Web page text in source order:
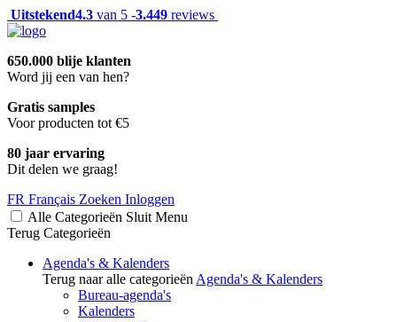
Uitstekend4.3 van 5 -3.449 reviews
650.000 blije klanten
Word jij een van hen?
Gratis samples
Voor producten tot €5
80 jaar ervaring
Dit delen we graag!
FR Français Zoeken Inloggen
Alle Categorieën Sluit Menu
Terug Categorieën
Agenda's & Kalenders
Terug naar alle categorieën Agenda's & Kalenders
Bureau-agenda's
Kalenders